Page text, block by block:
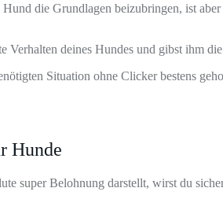
die Grundlagen beizubringen, ist aber
Verhalten deines Hundes und gibst ihm die
Situation ohne Clicker bestens
Hunde
super Belohnung darstellt, wirst du